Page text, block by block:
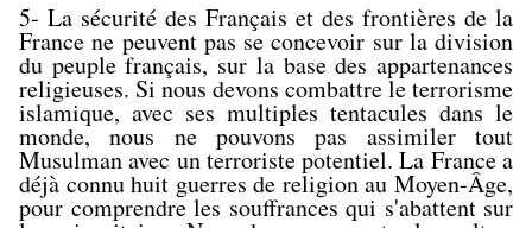
5- La sécurité des Français et des frontières de la
France ne peuvent pas se concevoir sur la division
du peuple français, sur la base des appartenances
religieuses. Si nous devons combattre le terrorisme
islamique, avec ses multiples tentacules dans le
monde, nous ne pouvons pas assimiler tout
Musulman avec un terroriste potentiel. La France a
déjà connu huit guerres de religion au Moyen-Âge,
pour comprendre les souffrances qui s'abattent sur